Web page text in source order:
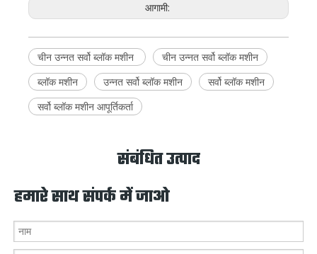
आगामी:
चीन उन्नत सर्वो ब्लॉक मशीन
चीन उन्नत सर्वो ब्लॉक मशीन
ब्लॉक मशीन
उन्नत सर्वो ब्लॉक मशीन
सर्वो ब्लॉक मशीन
सर्वो ब्लॉक मशीन आपूर्तिकर्ता
संबंधित उत्पाद
हमारे साथ संपर्क में जाओ